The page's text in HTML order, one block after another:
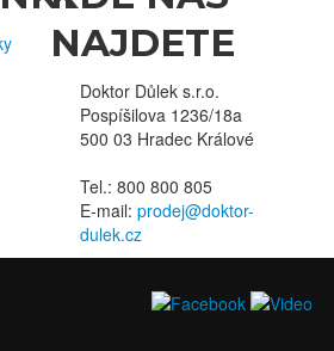
NAJDETE
Doktor Důlek s.r.o.
Pospíšilova 1236/18a
500 03 Hradec Králové
Tel.: 800 800 805
E-mail: